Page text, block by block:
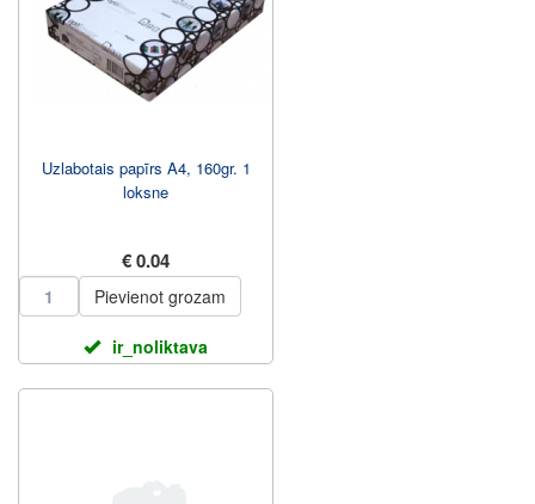
Uzlabotais papīrs A4, 160gr. 1
loksne
€ 0.04
Pievienot grozam
ir_noliktava